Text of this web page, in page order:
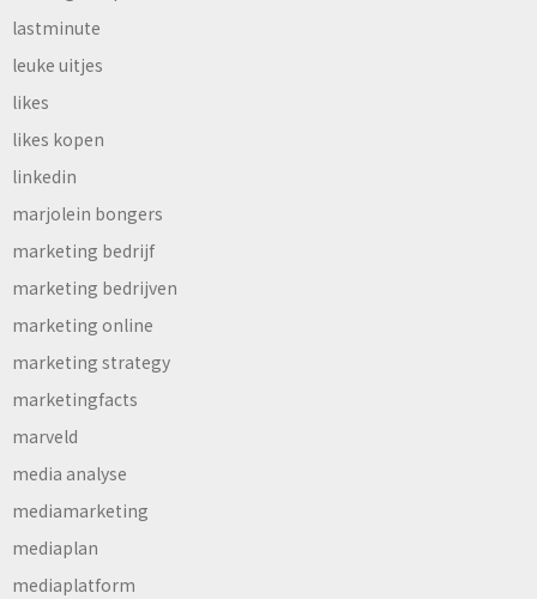
lastminute
leuke uitjes
likes
likes kopen
linkedin
marjolein bongers
marketing bedrijf
marketing bedrijven
marketing online
marketing strategy
marketingfacts
marveld
media analyse
mediamarketing
mediaplan
mediaplatform